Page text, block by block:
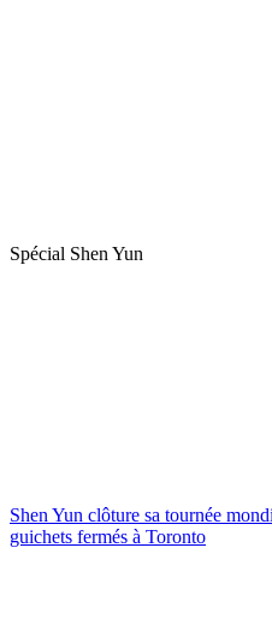
Spécial Shen Yun
Shen Yun clôture sa tournée
guichets fermés à Toronto